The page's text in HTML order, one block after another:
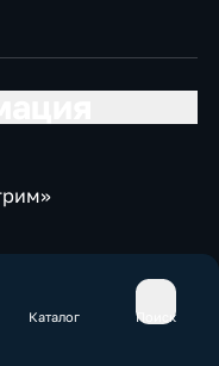
Каталог Поиск